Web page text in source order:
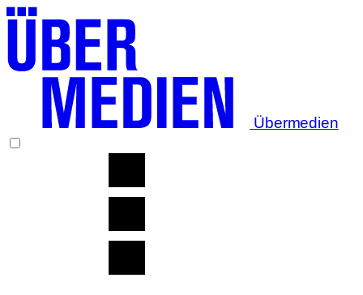
Übermedien